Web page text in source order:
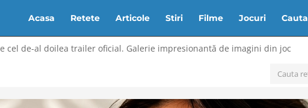
Acasa Retete Articole Stiri Filme Jocuri Cauta
cel de-al doilea trailer oficial. Galerie impresionantă de imagini din joc